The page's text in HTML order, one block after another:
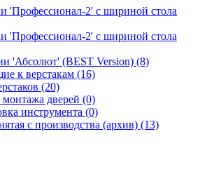
'Профессионал-2' с шириной стола
'Профессионал-2' с шириной стола
'Абсолют' (BEST Version) (8)
к верстакам (16)
(20)
дверей (0)
инструмента (0)
с производства (архив) (13)